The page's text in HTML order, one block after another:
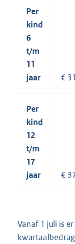
Per
kind
6
t/m
11
jaar
€
Per
kind
12
t/m
17
jaar
€
Vanaf 1 juli is